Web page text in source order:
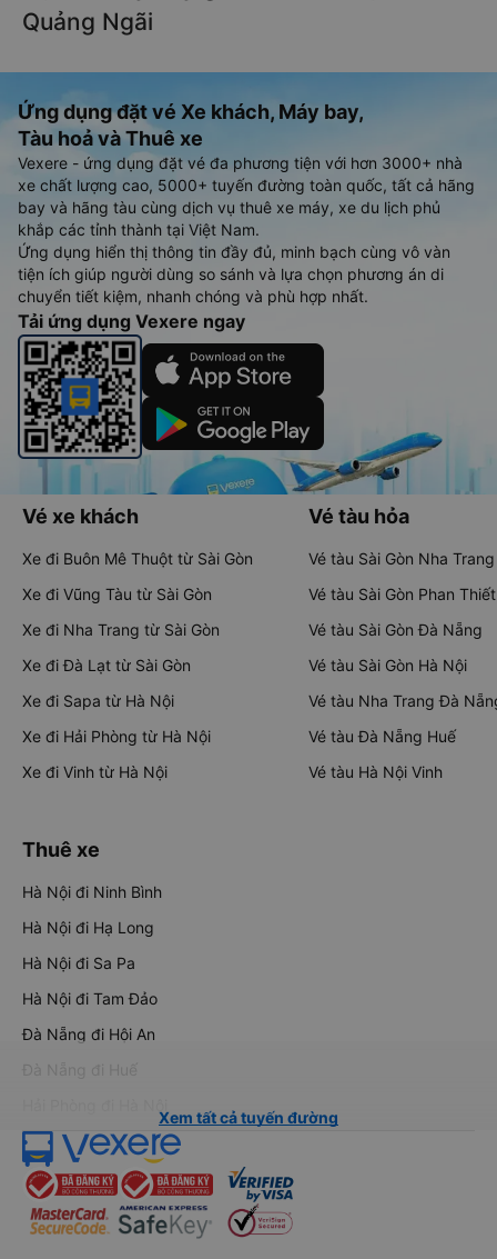
Quảng Ngãi
Ứng dụng đặt vé Xe khách, Máy bay,
Tàu hoả và Thuê xe
Vexere - ứng dụng đặt vé đa phương tiện với hơn 3000+ nhà
xe chất lượng cao, 5000+ tuyến đường toàn quốc, tất cả hãng
bay và hãng tàu cùng dịch vụ thuê xe máy, xe du lịch phủ
khắp các tỉnh thành tại Việt Nam.
Ứng dụng hiển thị thông tin đầy đủ, minh bạch cùng vô vàn
tiện ích giúp người dùng so sánh và lựa chọn phương án di
chuyển tiết kiệm, nhanh chóng và phù hợp nhất.
Tải ứng dụng Vexere ngay
Vé xe khách
Xe đi Buôn Mê Thuột từ Sài Gòn
Xe đi Vũng Tàu từ Sài Gòn
Xe đi Nha Trang từ Sài Gòn
Xe đi Đà Lạt từ Sài Gòn
Xe đi Sapa từ Hà Nội
Xe đi Hải Phòng từ Hà Nội
Xe đi Vinh từ Hà Nội
Vé tàu hỏa
Vé tàu Sài Gòn Nha Trang
Vé tàu Sài Gòn Phan Thiết
Vé tàu Sài Gòn Đà Nẵng
Vé tàu Sài Gòn Hà Nội
Vé tàu Nha Trang Đà
Vé tàu Đà Nẵng Huế
Vé tàu Hà Nội Vinh
Thuê xe
Hà Nội đi Ninh Bình
Hà Nội đi Hạ Long
Hà Nội đi Sa Pa
Hà Nội đi Tam Đảo
Đà Nẵng đi Hội An
Đà Nẵng đi Huế
Xem tất cả tuyến đường